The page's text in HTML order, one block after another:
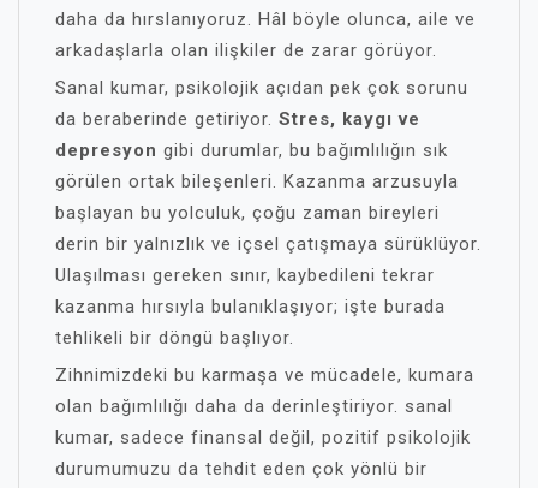
daha da hırslanıyoruz. Hâl böyle olunca, aile ve
arkadaşlarla olan ilişkiler de zarar görüyor.
Sanal kumar, psikolojik açıdan pek çok sorunu
da beraberinde getiriyor. Stres, kaygı ve
depresyon gibi durumlar, bu bağımlılığın sık
görülen ortak bileşenleri. Kazanma arzusuyla
başlayan bu yolculuk, çoğu zaman bireyleri
derin bir yalnızlık ve içsel çatışmaya sürüklüyor.
Ulaşılması gereken sınır, kaybedileni tekrar
kazanma hırsıyla bulanıklaşıyor; işte burada
tehlikeli bir döngü başlıyor.
Zihnimizdeki bu karmaşa ve mücadele, kumara
olan bağımlılığı daha da derinleştiriyor. sanal
kumar, sadece finansal değil, pozitif psikolojik
durumumuzu da tehdit eden çok yönlü bir